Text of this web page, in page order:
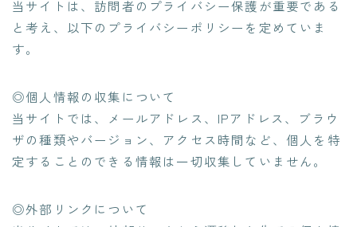
当サイトは、訪問者のプライバシー保護が重要である
と考え、以下のプライバシーポリシーを定めていま
す。
◎個人情報の収集について
当サイトでは、メールアドレス、IPアドレス、ブラウ
ザの種類やバージョン、アクセス時間など、個人を特
定することのできる情報は一切収集していません。
◎外部リンクについて